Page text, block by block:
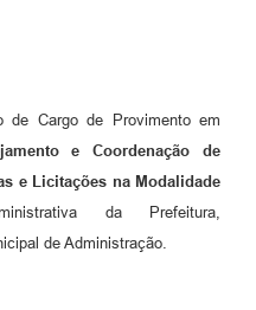
de Cargo de Provimento em
e Coordenação de
e Licitações na Modalidade
da Prefeitura,
de Administração.